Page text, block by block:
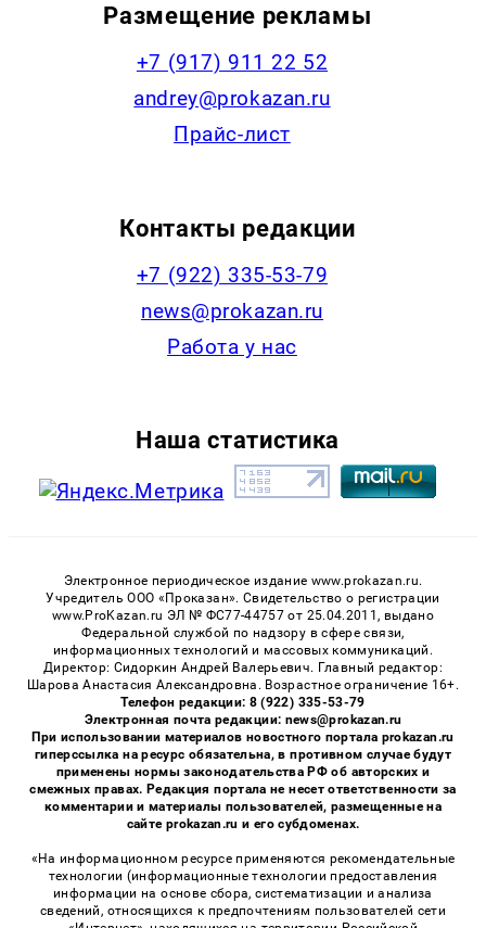
Размещение рекламы
+7 (917) 911 22 52
andrey@prokazan.ru
Прайс-лист
Контакты редакции
+7 (922) 335-53-79
news@prokazan.ru
Работа у нас
Наша статистика
Электронное периодическое издание www.prokazan.ru.
Учредитель ООО «Проказан». Cвидетельство о регистрации
www.ProKazan.ru ЭЛ № ФС77-44757 от 25.04.2011, выдано
Федеральной службой по надзору в сфере связи,
информационных технологий и массовых коммуникаций.
Директор: Сидоркин Андрей Валерьевич. Главный редактор:
Шарова Анастасия Александровна. Возрастное ограничение 16+.
Телефон редакции: 8 (922) 335-53-79
Электронная почта редакции: news@prokazan.ru
При использовании материалов новостного портала prokazan.ru
гиперссылка на ресурс обязательна, в противном случае будут
применены нормы законодательства РФ об авторских и
смежных правах. Редакция портала не несет ответственности за
комментарии и материалы пользователей, размещенные на
сайте prokazan.ru и его субдоменах.
«На информационном ресурсе применяются рекомендательные
технологии (информационные технологии предоставления
информации на основе сбора, систематизации и анализа
сведений, относящихся к предпочтениям пользователей сети